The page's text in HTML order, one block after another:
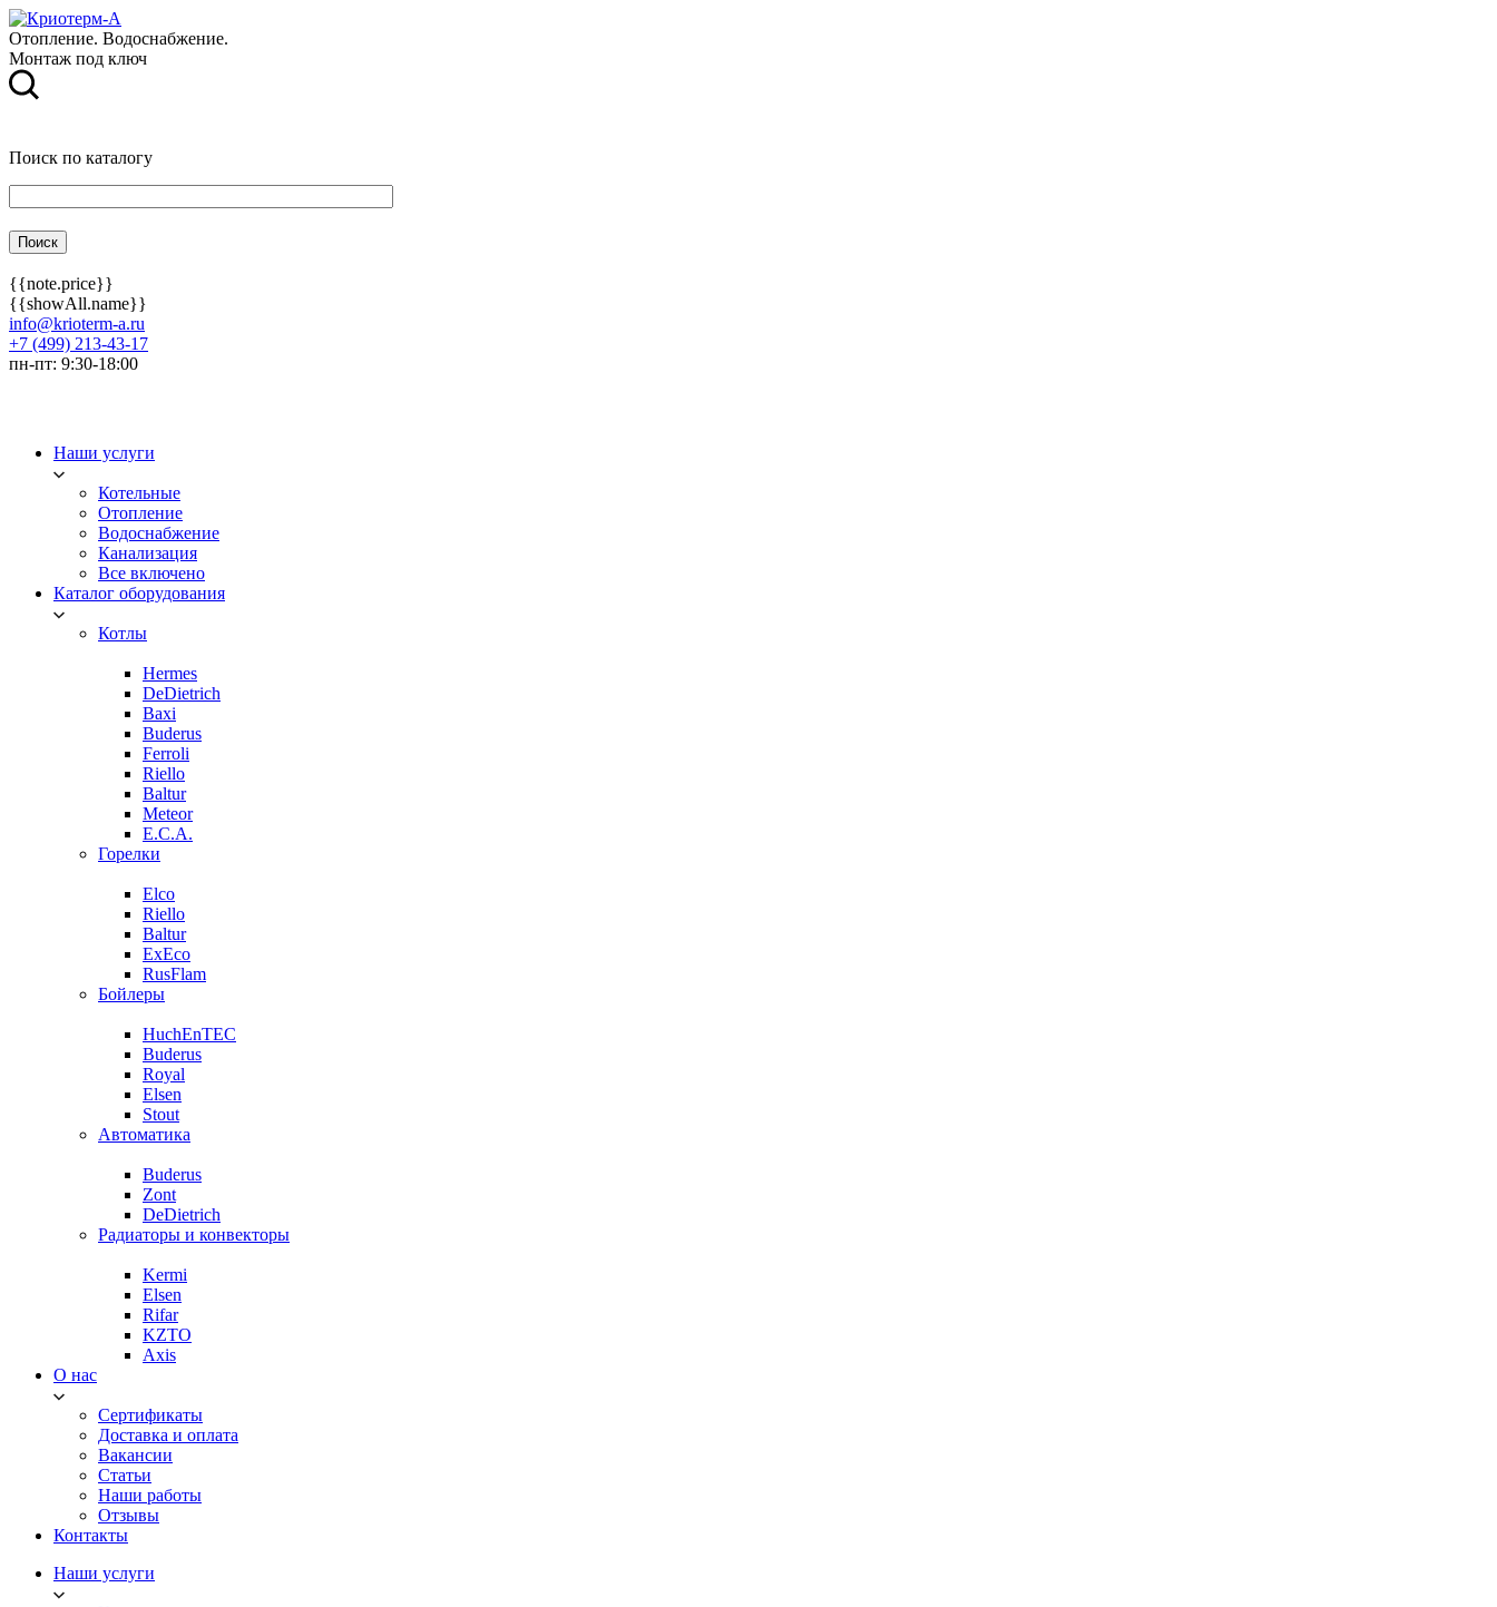
Отопление. Водоснабжение.
Монтаж под ключ
Поиск по каталогу
{{note.price}}
{{showAll.name}}
info@krioterm-a.ru
+7 (499) 213-43-17
пн-пт: 9:30-18:00
Наши услуги
Котельные
Отопление
Водоснабжение
Канализация
Все включено
Каталог оборудования
Котлы
Hermes
DeDietrich
Baxi
Buderus
Ferroli
Riello
Baltur
Meteor
E.C.A.
Горелки
Elco
Riello
Baltur
ExEco
RusFlam
Бойлеры
HuchEnTEC
Buderus
Royal
Elsen
Stout
Автоматика
Buderus
Zont
DeDietrich
Радиаторы и конвекторы
Kermi
Elsen
Rifar
KZTO
Axis
О нас
Сертификаты
Доставка и оплата
Вакансии
Статьи
Наши работы
Отзывы
Контакты
Наши услуги